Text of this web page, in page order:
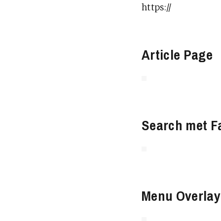
https://
Article Page
Search met
Menu Overlay